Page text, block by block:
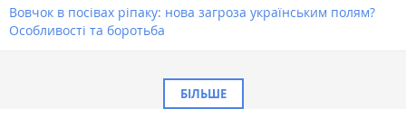
Вовчок в посівах ріпаку: нова загроза українським полям?
Особливості та боротьба
БІЛЬШЕ